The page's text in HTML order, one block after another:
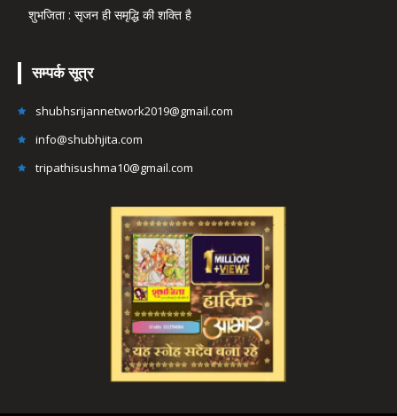
शुभजिता : सृजन ही समृद्धि की शक्ति है
सम्पर्क सूत्र
shubhsrijannetwork2019@gmail.com
info@shubhjita.com
tripathisushma10@gmail.com